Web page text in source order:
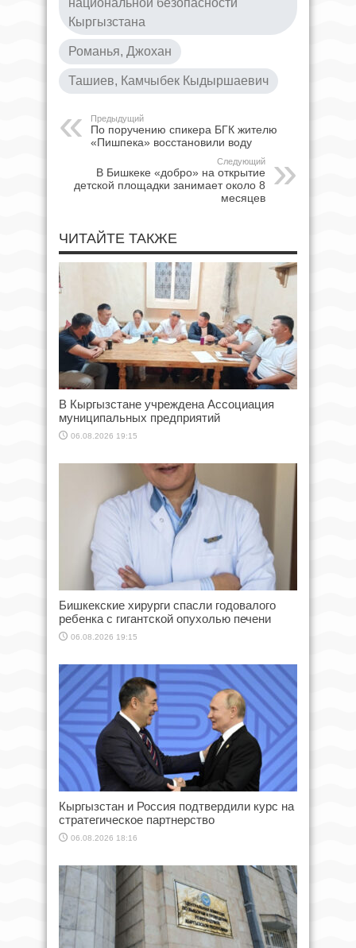
Кыргызстана
Романья, Джохан
Ташиев, Камчыбек Кыдыршаевич
Предыдущий
По поручению спикера БГК жителю
«Пишпека» восстановили воду
Следующий
В Бишкеке «добро» на открытие
детской площадки занимает около 8
месяцев
ЧИТАЙТЕ ТАКЖЕ
В Кыргызстане учреждена Ассоциация
муниципальных предприятий
06.08.2026 19:15
Бишкекские хирурги спасли годовалого
ребенка с гигантской опухолью печени
06.08.2026 19:15
Кыргызстан и Россия подтвердили курс на
стратегическое партнерство
06.08.2026 18:16